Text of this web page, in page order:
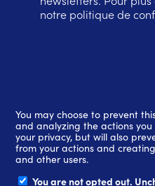
notre politique de
You may choose to prevent
and analyzing the actions
your privacy, but will also
from your actions and
and other users.
You are not opted out.